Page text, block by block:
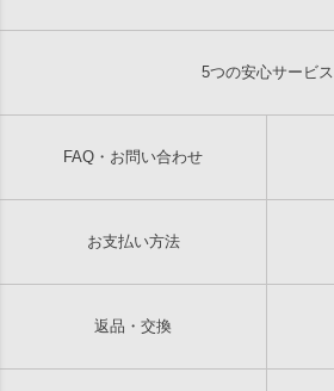
5つの安心サービス
FAQ・お問い合わせ
お支払い方法
返品・交換